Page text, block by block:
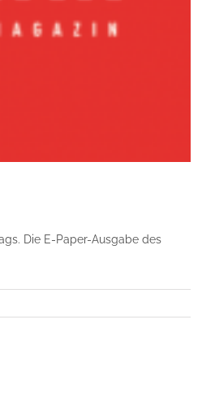
Die E-Paper-Ausgabe des